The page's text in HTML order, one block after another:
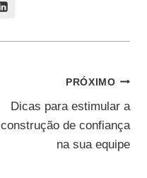
PRÓXIMO
Dicas para estimular a
construção de confiança
na sua equipe